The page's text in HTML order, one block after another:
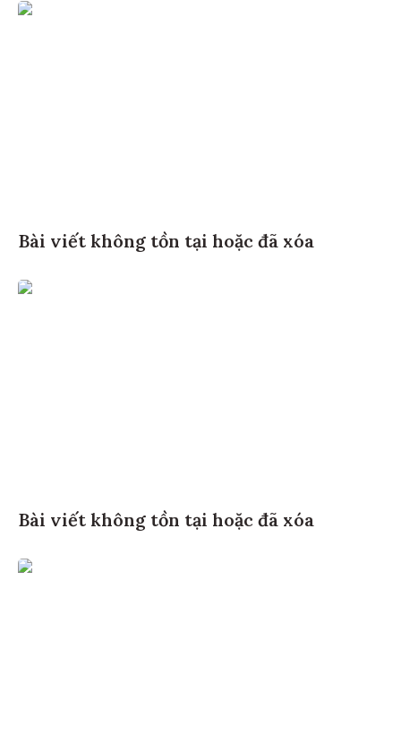
Bài viết không tồn tại hoặc đã xóa
Bài viết không tồn tại hoặc đã xóa